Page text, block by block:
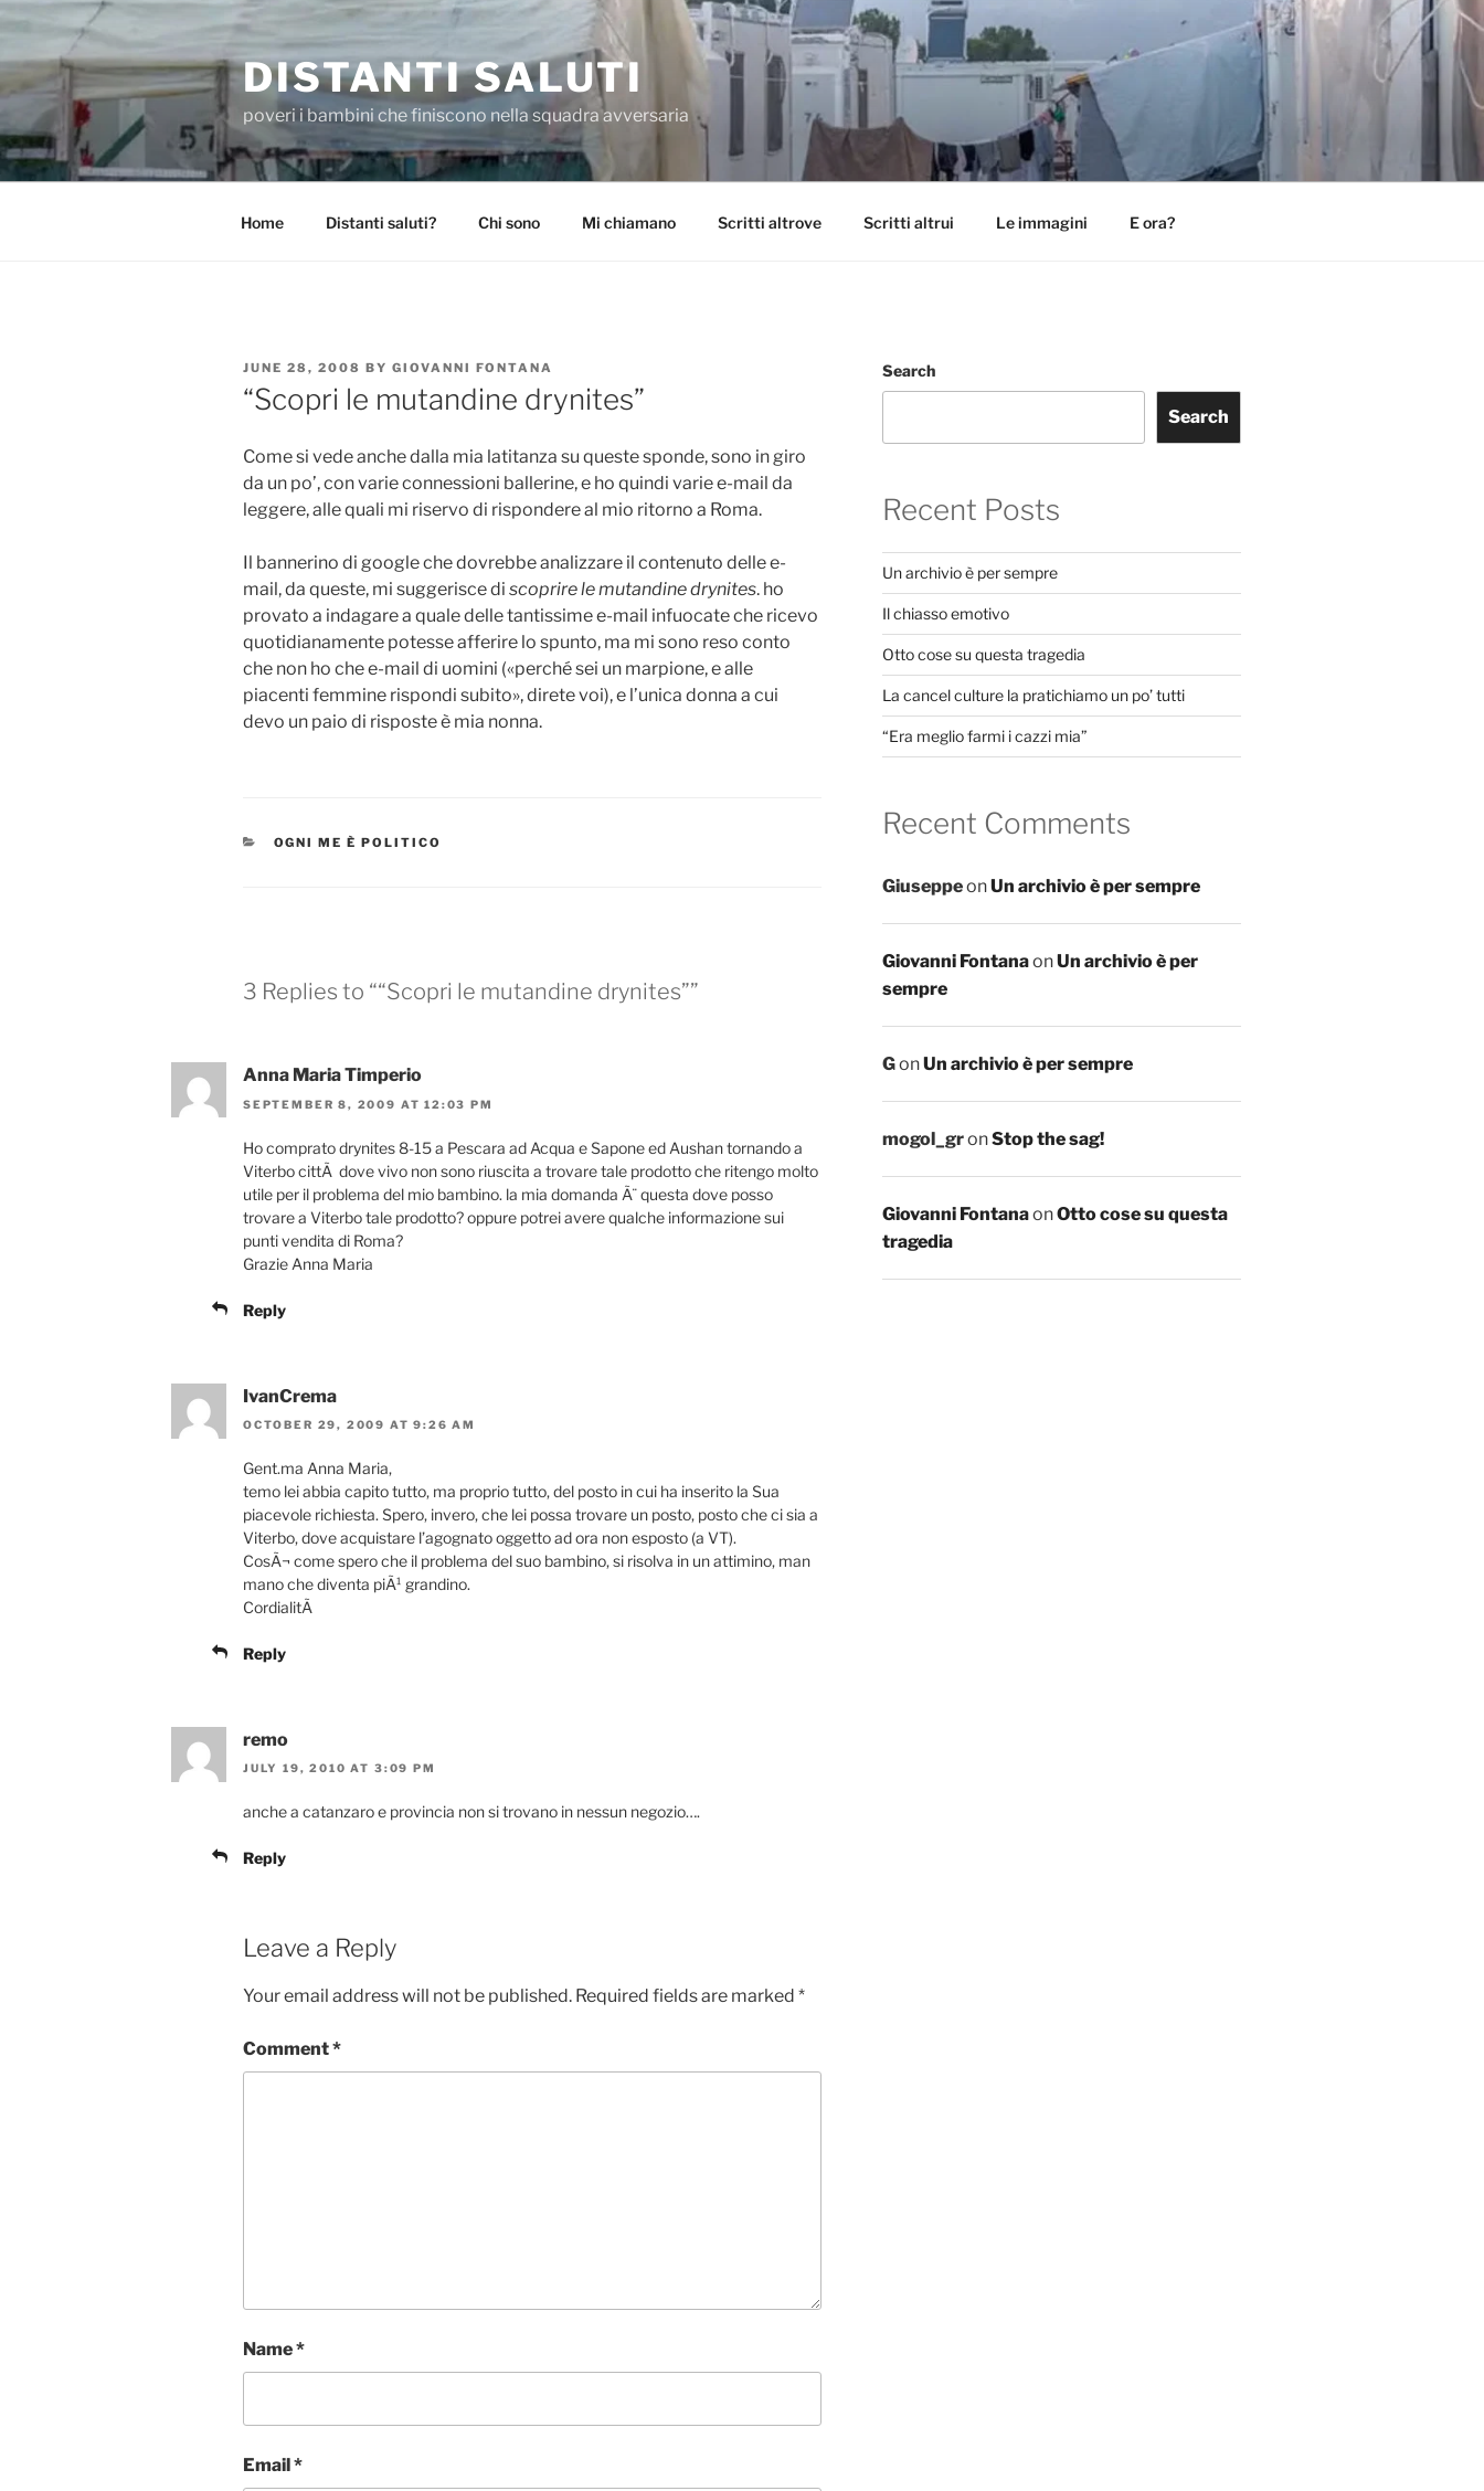
content
DISTANTI SALUTI
poveri i bambini che finiscono nella squadra avversaria
Home Distanti saluti? Chi sono Mi chiamano Scritti altrove Scritti altrui Le immagini E ora?
POSTED
ON
JUNE 28, 2008 BY GIOVANNI FONTANA
“Scopri le mutandine drynites”
Come si vede anche dalla mia latitanza su queste sponde, sono in giro
da un po’, con varie connessioni ballerine, e ho quindi varie e-mail da
leggere, alle quali mi riservo di rispondere al mio ritorno a Roma.
Il bannerino di google che dovrebbe analizzare il contenuto delle e-
mail, da queste, mi suggerisce di scoprire le mutandine drynites. ho
provato a indagare a quale delle tantissime e-mail infuocate che ricevo
quotidianamente potesse afferire lo spunto, ma mi sono reso conto
che non ho che e-mail di uomini («perché sei un marpione, e alle
piacenti femmine rispondi subito», direte voi), e l’unica donna a cui
devo un paio di risposte è mia nonna.
CATEGORIES
OGNI ME È POLITICO
3 Replies to ““Scopri le mutandine drynites””
Anna Maria Timperio
SEPTEMBER 8, 2009 AT 12:03 PM
Ho comprato drynites 8-15 a Pescara ad Acqua e Sapone ed Aushan tornando a
Viterbo cittÃ dove vivo non sono riuscita a trovare tale prodotto che ritengo molto
utile per il problema del mio bambino. la mia domanda Ã¨ questa dove posso
trovare a Viterbo tale prodotto? oppure potrei avere qualche informazione sui
punti vendita di Roma?
Grazie Anna Maria
Reply
IvanCrema
OCTOBER 29, 2009 AT 9:26 AM
Gent.ma Anna Maria,
temo lei abbia capito tutto, ma proprio tutto, del posto in cui ha inserito la Sua
piacevole richiesta. Spero, invero, che lei possa trovare un posto, posto che ci sia a
Viterbo, dove acquistare l’agognato oggetto ad ora non esposto (a VT).
CosÃ¬ come spero che il problema del suo bambino, si risolva in un attimino, man
mano che diventa piÃ¹ grandino.
CordialitÃ
Reply
remo
JULY 19, 2010 AT 3:09 PM
anche a catanzaro e provincia non si trovano in nessun negozio….
Reply
Leave a Reply
Your email address will not be published. Required fields are marked *
Comment*
Name*
Email*
Search
Search
Recent Posts
Un archivio è per sempre
Il chiasso emotivo
Otto cose su questa tragedia
La cancel culture la pratichiamo un po’ tutti
“Era meglio farmi i cazzi mia”
Recent Comments
GiuseppeonUn archivio è per sempre
Giovanni FontanaonUn archivio è per
sempre
GonUn archivio è per sempre
mogol_gronStop the sag!
Giovanni FontanaonOtto cose su questa
tragedia